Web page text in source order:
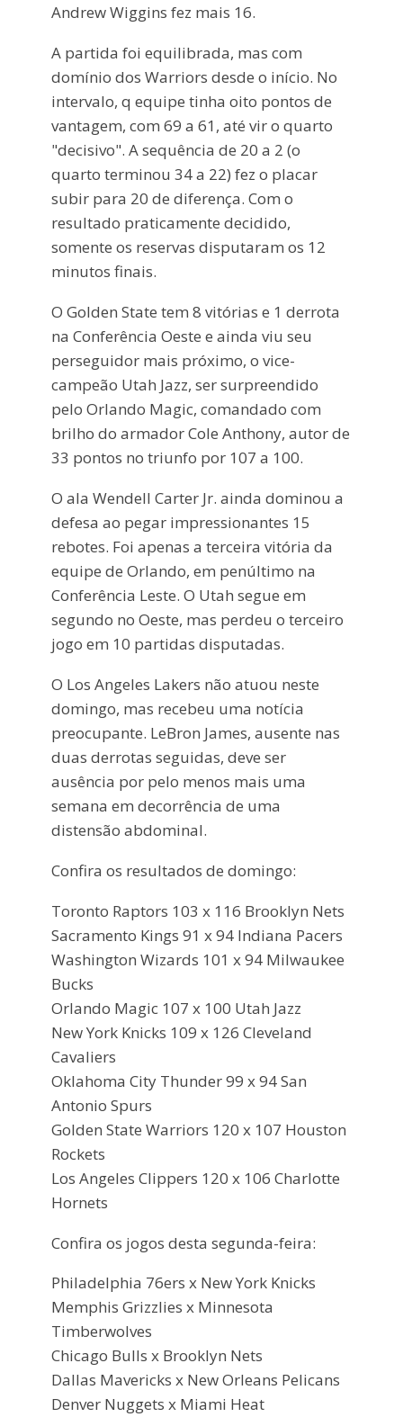
Andrew Wiggins fez mais 16.
A partida foi equilibrada, mas com
domínio dos Warriors desde o início. No
intervalo, q equipe tinha oito pontos de
vantagem, com 69 a 61, até vir o quarto
"decisivo". A sequência de 20 a 2 (o
quarto terminou 34 a 22) fez o placar
subir para 20 de diferença. Com o
resultado praticamente decidido,
somente os reservas disputaram os 12
minutos finais.
O Golden State tem 8 vitórias e 1 derrota
na Conferência Oeste e ainda viu seu
perseguidor mais próximo, o vice-
campeão Utah Jazz, ser surpreendido
pelo Orlando Magic, comandado com
brilho do armador Cole Anthony, autor de
33 pontos no triunfo por 107 a 100.
O ala Wendell Carter Jr. ainda dominou a
defesa ao pegar impressionantes 15
rebotes. Foi apenas a terceira vitória da
equipe de Orlando, em penúltimo na
Conferência Leste. O Utah segue em
segundo no Oeste, mas perdeu o terceiro
jogo em 10 partidas disputadas.
O Los Angeles Lakers não atuou neste
domingo, mas recebeu uma notícia
preocupante. LeBron James, ausente nas
duas derrotas seguidas, deve ser
ausência por pelo menos mais uma
semana em decorrência de uma
distensão abdominal.
Confira os resultados de domingo:
Toronto Raptors 103 x 116 Brooklyn Nets
Sacramento Kings 91 x 94 Indiana Pacers
Washington Wizards 101 x 94 Milwaukee
Bucks
Orlando Magic 107 x 100 Utah Jazz
New York Knicks 109 x 126 Cleveland
Cavaliers
Oklahoma City Thunder 99 x 94 San
Antonio Spurs
Golden State Warriors 120 x 107 Houston
Rockets
Los Angeles Clippers 120 x 106 Charlotte
Hornets
Confira os jogos desta segunda-feira:
Philadelphia 76ers x New York Knicks
Memphis Grizzlies x Minnesota
Timberwolves
Chicago Bulls x Brooklyn Nets
Dallas Mavericks x New Orleans Pelicans
Denver Nuggets x Miami Heat